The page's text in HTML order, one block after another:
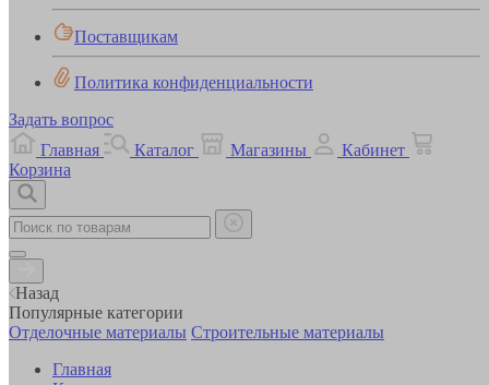
Поставщикам
Политика конфиденциальности
Задать вопрос
Главная
Каталог Магазины
Кабинет
Корзина
Назад
Популярные категории
Отделочные материалы Строительные материалы
Главная